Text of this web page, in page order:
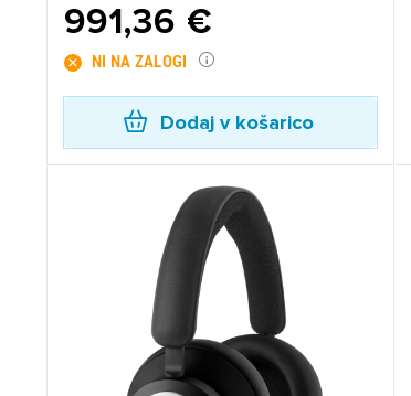
991,36 €
NI NA ZALOGI
Dodaj v košarico